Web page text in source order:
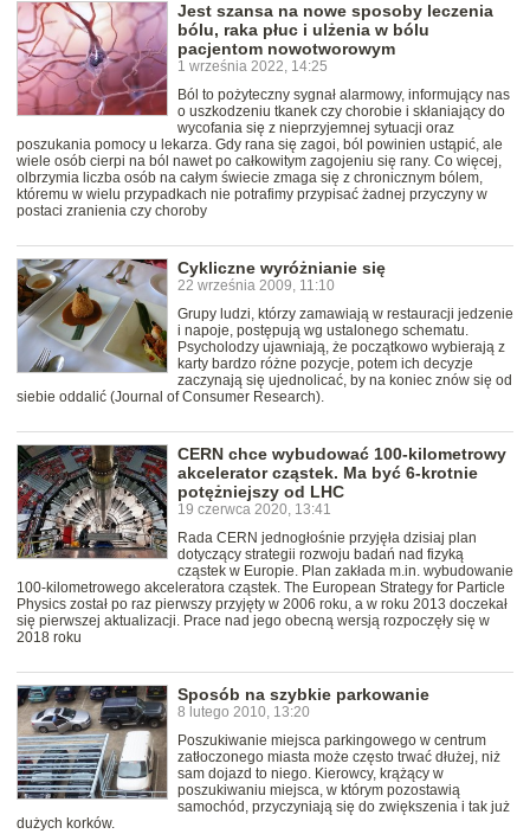
Jest szansa na nowe sposoby leczenia
bólu, raka płuc i ulżenia w bólu
pacjentom nowotworowym
1 września 2022, 14:25
Ból to pożyteczny sygnał alarmowy, informujący nas
o uszkodzeniu tkanek czy chorobie i skłaniający do
wycofania się z nieprzyjemnej sytuacji oraz
poszukania pomocy u lekarza. Gdy rana się zagoi, ból powinien ustąpić, ale
wiele osób cierpi na ból nawet po całkowitym zagojeniu się rany. Co więcej,
olbrzymia liczba osób na całym świecie zmaga się z chronicznym bólem,
któremu w wielu przypadkach nie potrafimy przypisać żadnej przyczyny w
postaci zranienia czy choroby
Cykliczne wyróżnianie się
22 września 2009, 11:10
Grupy ludzi, którzy zamawiają w restauracji jedzenie
i napoje, postępują wg ustalonego schematu.
Psycholodzy ujawniają, że początkowo wybierają z
karty bardzo różne pozycje, potem ich decyzje
zaczynają się ujednolicać, by na koniec znów się od
siebie oddalić (Journal of Consumer Research).
CERN chce wybudować 100-kilometrowy
akcelerator cząstek. Ma być 6-krotnie
potężniejszy od LHC
19 czerwca 2020, 13:41
Rada CERN jednogłośnie przyjęła dzisiaj plan
dotyczący strategii rozwoju badań nad fizyką
cząstek w Europie. Plan zakłada m.in. wybudowanie
100-kilometrowego akceleratora cząstek. The European Strategy for Particle
Physics został po raz pierwszy przyjęty w 2006 roku, a w roku 2013 doczekał
się pierwszej aktualizacji. Prace nad jego obecną wersją rozpoczęły się w
2018 roku
Sposób na szybkie parkowanie
8 lutego 2010, 13:20
Poszukiwanie miejsca parkingowego w centrum
zatłoczonego miasta może często trwać dłużej, niż
sam dojazd to niego. Kierowcy, krążący w
poszukiwaniu miejsca, w którym pozostawią
samochód, przyczyniają się do zwiększenia i tak już
dużych korków.